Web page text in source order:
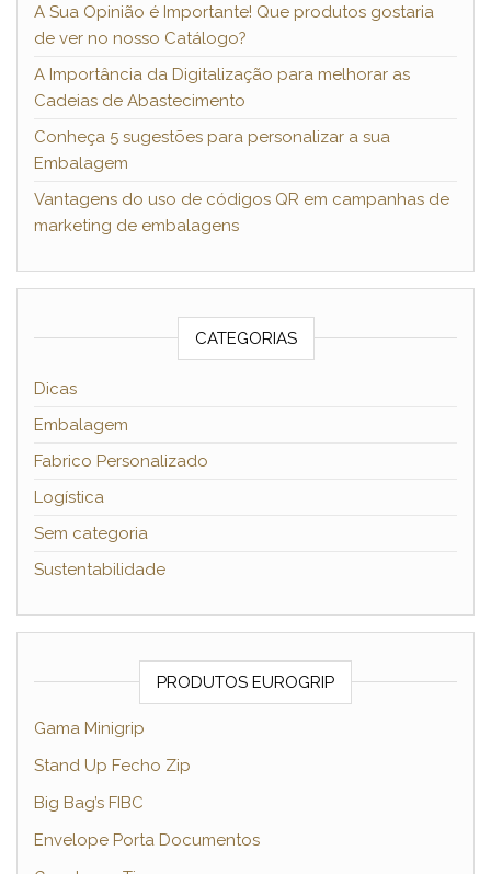
A Sua Opinião é Importante! Que produtos gostaria
de ver no nosso Catálogo?
A Importância da Digitalização para melhorar as
Cadeias de Abastecimento
Conheça 5 sugestões para personalizar a sua
Embalagem
Vantagens do uso de códigos QR em campanhas de
marketing de embalagens
CATEGORIAS
Dicas
Embalagem
Fabrico Personalizado
Logística
Sem categoria
Sustentabilidade
PRODUTOS EUROGRIP
Gama Minigrip
Stand Up Fecho Zip
Big Bag’s FIBC
Envelope Porta Documentos